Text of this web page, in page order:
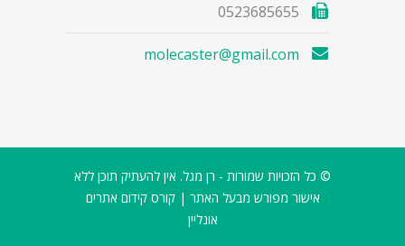
0523685655
molecaster@gmail.com
© כל הזכויות שמורות - רן מגל. אין להעתיק תוכן ללא
אישור מפורש מבעל האתר |קורס קידום אתרים
אונליין